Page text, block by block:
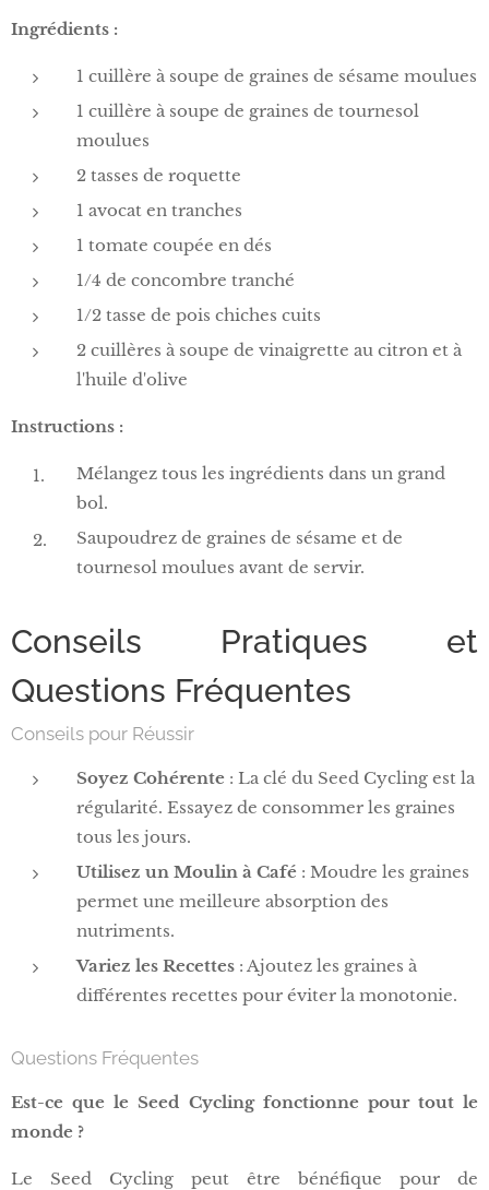
Ingrédients :
1 cuillère à soupe de graines de sésame moulues
1 cuillère à soupe de graines de tournesol
moulues
2 tasses de roquette
1 avocat en tranches
1 tomate coupée en dés
1/4 de concombre tranché
1/2 tasse de pois chiches cuits
2 cuillères à soupe de vinaigrette au citron et à
l'huile d'olive
Instructions :
Mélangez tous les ingrédients dans un grand
bol.
Saupoudrez de graines de sésame et de
tournesol moulues avant de servir.
Conseils Pratiques et
Questions Fréquentes
Conseils pour Réussir
Soyez Cohérente : La clé du Seed Cycling est la
régularité. Essayez de consommer les graines
tous les jours.
Utilisez un Moulin à Café : Moudre les graines
permet une meilleure absorption des
nutriments.
Variez les Recettes : Ajoutez les graines à
différentes recettes pour éviter la monotonie.
Questions Fréquentes
Est-ce que le Seed Cycling fonctionne pour tout le
monde ?
Le Seed Cycling peut être bénéfique pour de